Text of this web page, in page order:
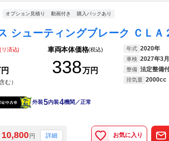
オプション見積り 動画付き 購入パックあり
リ済込)
む）
車両本体価格(税込)
338万円
年式 2020年
車検 2027年3月
整備 法定整備
排気量 2000cc
外装5内装4機関／正常
10,800 円 詳細 お気に入り